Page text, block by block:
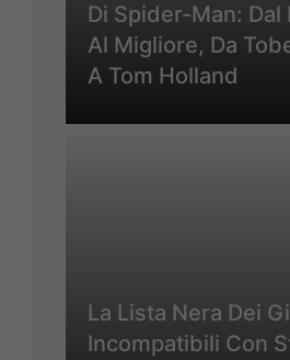
Di Spider-Man: Dal
Al Migliore, Da
A Tom Holland
La Lista Nera Dei
Incompatibili Con